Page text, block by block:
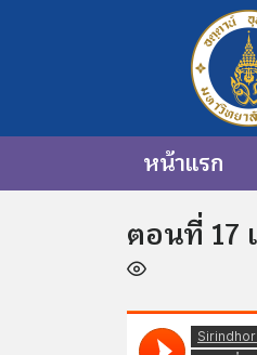
หน้าแรก
ตอนที่ 17